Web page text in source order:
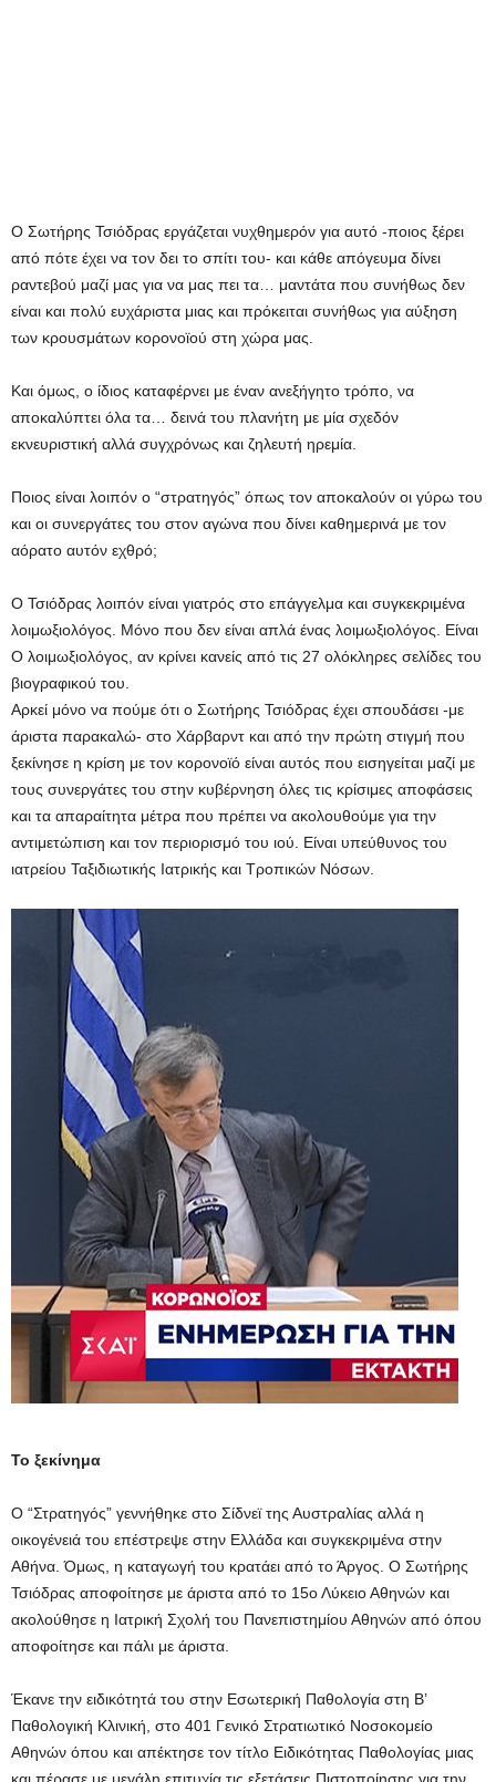
Ο Σωτήρης Τσιόδρας εργάζεται νυχθημερόν για αυτό -ποιος ξέρει
από πότε έχει να τον δει το σπίτι του- και κάθε απόγευμα δίνει
ραντεβού μαζί μας για να μας πει τα… μαντάτα που συνήθως δεν
είναι και πολύ ευχάριστα μιας και πρόκειται συνήθως για αύξηση
των κρουσμάτων κορονοϊού στη χώρα μας.
Και όμως, ο ίδιος καταφέρνει με έναν ανεξήγητο τρόπο, να
αποκαλύπτει όλα τα… δεινά του πλανήτη με μία σχεδόν
εκνευριστική αλλά συγχρόνως και ζηλευτή ηρεμία.
Ποιος είναι λοιπόν ο “στρατηγός” όπως τον αποκαλούν οι γύρω του
και οι συνεργάτες του στον αγώνα που δίνει καθημερινά με τον
αόρατο αυτόν εχθρό;
Ο Τσιόδρας λοιπόν είναι γιατρός στο επάγγελμα και συγκεκριμένα
λοιμωξιολόγος. Μόνο που δεν είναι απλά ένας λοιμωξιολόγος. Είναι
Ο λοιμωξιολόγος, αν κρίνει κανείς από τις 27 ολόκληρες σελίδες του
βιογραφικού του.
Αρκεί μόνο να πούμε ότι ο Σωτήρης Τσιόδρας έχει σπουδάσει -με
άριστα παρακαλώ- στο Χάρβαρντ και από την πρώτη στιγμή που
ξεκίνησε η κρίση με τον κορονοϊό είναι αυτός που εισηγείται μαζί με
τους συνεργάτες του στην κυβέρνηση όλες τις κρίσιμες αποφάσεις
και τα απαραίτητα μέτρα που πρέπει να ακολουθούμε για την
αντιμετώπιση και τον περιορισμό του ιού. Είναι υπεύθυνος του
ιατρείου Ταξιδιωτικής Ιατρικής και Τροπικών Νόσων.
Το ξεκίνημα
Ο “Στρατηγός” γεννήθηκε στο Σίδνεϊ της Αυστραλίας αλλά η
οικογένειά του επέστρεψε στην Ελλάδα και συγκεκριμένα στην
Αθήνα. Όμως, η καταγωγή του κρατάει από το Άργος. Ο Σωτήρης
Τσιόδρας αποφοίτησε με άριστα από το 15ο Λύκειο Αθηνών και
ακολούθησε η Ιατρική Σχολή του Πανεπιστημίου Αθηνών από όπου
αποφοίτησε και πάλι με άριστα.
Έκανε την ειδικότητά του στην Εσωτερική Παθολογία στη Β’
Παθολογική Κλινική, στο 401 Γενικό Στρατιωτικό Νοσοκομείο
Αθηνών όπου και απέκτησε τον τίτλο Ειδικότητας Παθολογίας μιας
και πέρασε με μεγάλη επιτυχία τις εξετάσεις Πιστοποίησης για την